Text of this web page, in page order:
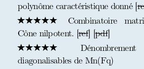
polynôme caractéristique donné [
Combinatoire
Cône nilpotent. [ref] [pdf]
diagonalisables de Mn(Fq)